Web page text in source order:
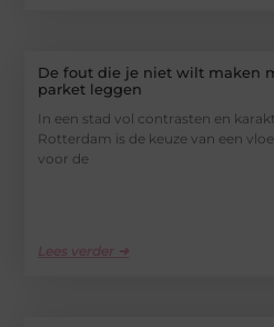
De fout die je niet wilt maken
parket leggen
In een stad vol contrasten en
Rotterdam is de keuze van een
voor de
Lees verder ➜